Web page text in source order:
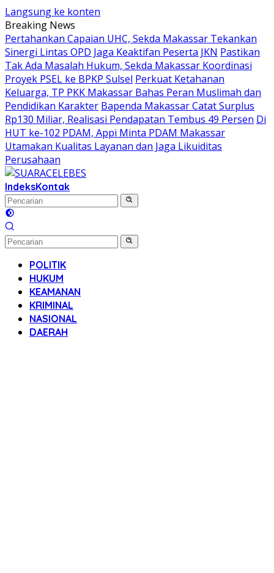
Langsung ke konten
Breaking News
Pertahankan Capaian UHC, Sekda Makassar Tekankan
Sinergi Lintas OPD Jaga Keaktifan Peserta JKN Pastikan
Tak Ada Masalah Hukum, Sekda Makassar Koordinasi
Proyek PSEL ke BPKP Sulsel Perkuat Ketahanan
Keluarga, TP PKK Makassar Bahas Peran Muslimah dan
Pendidikan Karakter Bapenda Makassar Catat Surplus
Rp130 Miliar, Realisasi Pendapatan Tembus 49 Persen Di
HUT ke-102 PDAM, Appi Minta PDAM Makassar
Utamakan Kualitas Layanan dan Jaga Likuiditas
Perusahaan
IndeksKontak
POLITIK
HUKUM
KEAMANAN
KRIMINAL
NASIONAL
DAERAH